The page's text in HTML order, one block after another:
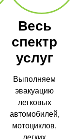
Весь
спектр
услуг
Выполняем
эвакуацию
легковых
автомобилей,
мотоциклов,